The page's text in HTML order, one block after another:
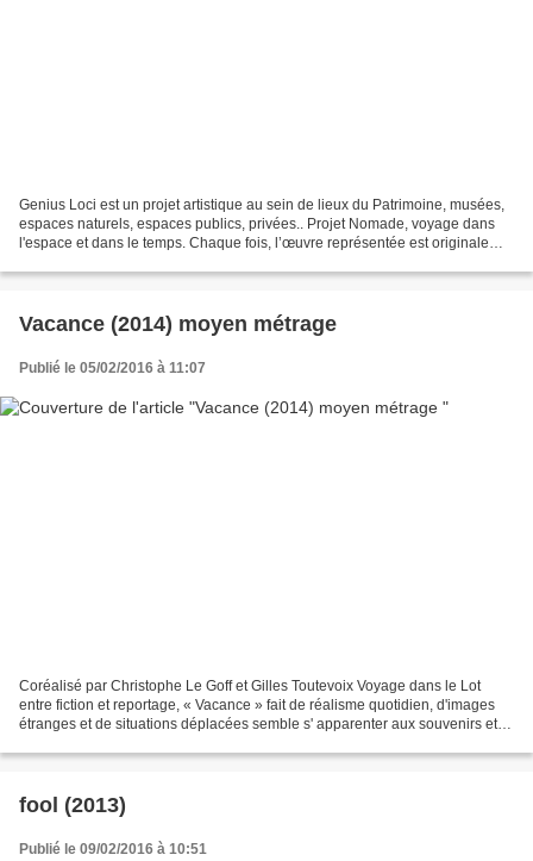
Genius Loci est un projet artistique au sein de lieux du Patrimoine, musées,
espaces naturels, espaces publics, privées.. Projet Nomade, voyage dans
l'espace et dans le temps. Chaque fois, l’œuvre représentée est originale
Vacance (2014) moyen métrage
Publié le 05/02/2016 à 11:07
Coréalisé par Christophe Le Goff et Gilles Toutevoix Voyage dans le Lot
entre fiction et reportage, « Vacance » fait de réalisme quotidien, d'images
étranges et de situations déplacées semble s' apparenter aux souvenirs et
fool (2013)
Publié le 09/02/2016 à 10:51